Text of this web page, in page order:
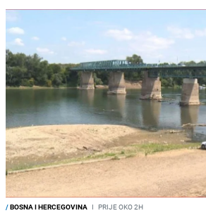
/BOSNA I HERCEGOVINA I PRIJE OKO 2H